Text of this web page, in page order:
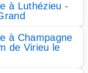
à Luthézieu -
à Champagne
de Virieu le